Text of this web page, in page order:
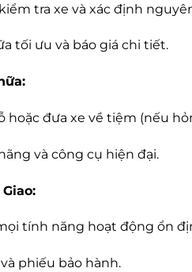
tra xe và xác định
tối ưu và báo giá chi tiết.
hoặc đưa xe về tiệm (nếu
và công cụ hiện đại.
tính năng hoạt động ổn
phiếu bảo hành.